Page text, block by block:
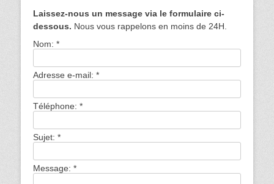
Laissez-nous un message via le formulaire ci-
dessous. Nous vous rappelons en moins de 24H.
Nom: *
Adresse e-mail: *
Téléphone: *
Sujet: *
Message: *